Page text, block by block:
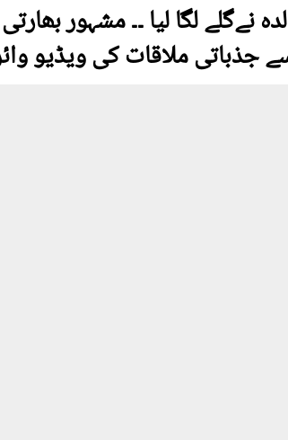
نےگلے لگا لیا ۔۔ مشہور
جذباتی ملاقات کی ویڈیو